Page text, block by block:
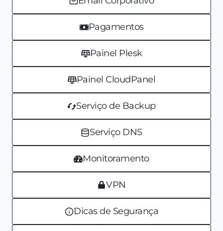
Pagamentos
Painel Plesk
Painel CloudPanel
Serviço de Backup
Serviço DNS
Monitoramento
VPN
Dicas de Segurança